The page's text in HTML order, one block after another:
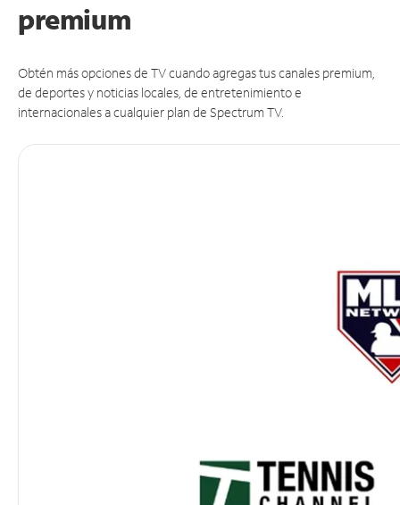
premium
Obtén más opciones de TV cuando agregas tus canales premium,
de deportes y noticias locales, de entretenimiento e
internacionales a cualquier plan de Spectrum TV.